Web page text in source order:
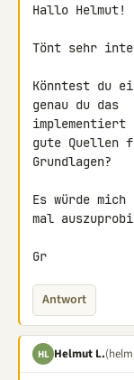
Hallo Helmut!
Tönt sehr
Könntest du
genau du das
implementiert
gute Quellen
Grundlagen?
Es würde
mal
Gr
Antwort
HL Helmut L.